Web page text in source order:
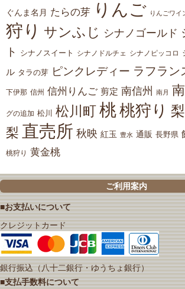
ぐんま名月 たらの芽 りんご りんごワイ
狩り サンふじ シナノゴールド
ト
シナノスイート シナノドルチェ シナノピッコロ
ル タラの芽 ピンクレディー ラフラン
下伊那 信州 信州りんご 剪定 南信州 南月
グの追加 松川 松川町 桃桃狩り 梨
梨 直売所 秋映 紅玉 豊水 通販 長野県
桃狩り 黄金桃
ご利用案内
■お支払いについて
クレジットカード
銀行振込（八十二銀行・ゆうちょ銀行）
■支払手数料について